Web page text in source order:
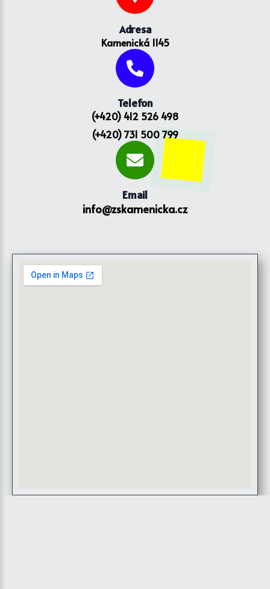
Adresa
Kamenická 1145
Telefon
(+420) 412 526 498
(+420) 731 500 799
Email
info@zskamenicka.cz